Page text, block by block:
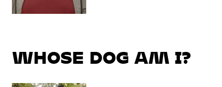
WHOSE DOG AM I?